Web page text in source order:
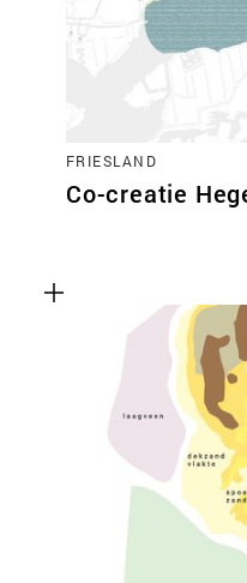
FRIESLAND
Co-creatie